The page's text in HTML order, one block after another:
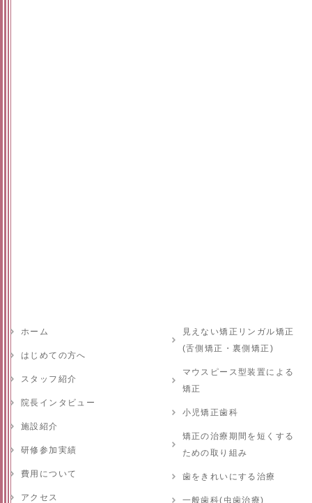
ホーム
はじめての方へ
スタッフ紹介
院長インタビュー
施設紹介
研修参加実績
費用について
アクセス
見えない矯正リンガル矯正
(舌側矯正・裏側矯正)
マウスピース型装置による
矯正
小児矯正歯科
矯正の治療期間を短くする
ための取り組み
歯をきれいにする治療
一般歯科(虫歯治療)